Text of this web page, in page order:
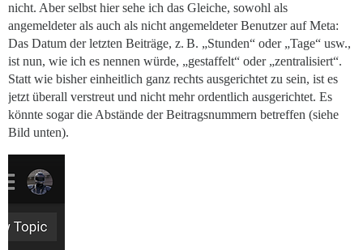
nicht. Aber selbst hier sehe ich das Gleiche, sowohl als
angemeldeter als auch als nicht angemeldeter Benutzer auf Meta:
Das Datum der letzten Beiträge, z. B. „Stunden“ oder „Tage“ usw.,
ist nun, wie ich es nennen würde, „gestaffelt“ oder „zentralisiert“.
Statt wie bisher einheitlich ganz rechts ausgerichtet zu sein, ist es
jetzt überall verstreut und nicht mehr ordentlich ausgerichtet. Es
könnte sogar die Abstände der Beitragsnummern betreffen (siehe
Bild unten).